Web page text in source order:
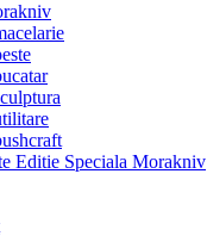
Editie Speciala Morakniv